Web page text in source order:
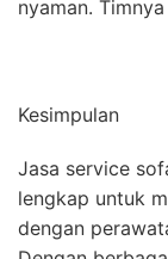
nyaman.
Kesimpulan
Jasa service
lengkap untuk
dengan